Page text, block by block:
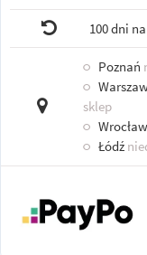
100 dni
○ Poznań
○
sklep
○ Wrocław
○ Łódź